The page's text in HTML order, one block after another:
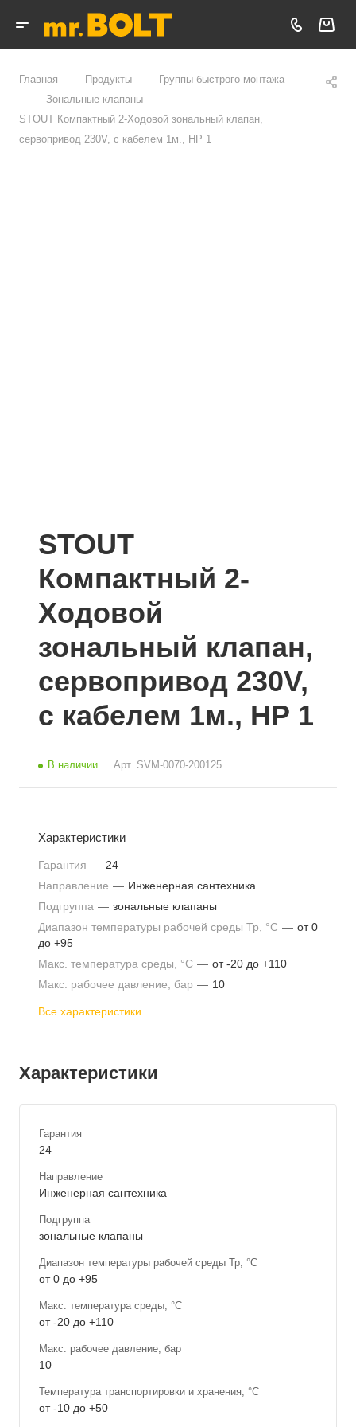
Главная — Продукты — Группы быстрого монтажа
— Зональные клапаны —
STOUT Компактный 2-Ходовой зональный клапан,
сервопривод 230V, с кабелем 1м., НР 1
STOUT
Компактный 2-
Ходовой
зональный клапан,
сервопривод 230V,
с кабелем 1м., НР 1
В наличии Арт. SVM-0070-200125
Характеристики
Гарантия — 24
Направление — Инженерная сантехника
Подгруппа — зональные клапаны
Диапазон температуры рабочей среды Тр, °С — от 0
до +95
Макс. температура среды, °С — от -20 до +110
Макс. рабочее давление, бар — 10
Все характеристики
Характеристики
Гарантия
24
Направление
Инженерная сантехника
Подгруппа
зональные клапаны
Диапазон температуры рабочей среды Тр, °С
от 0 до +95
Макс. температура среды, °С
от -20 до +110
Макс. рабочее давление, бар
10
Температура транспортировки и хранения, °С
от -10 до +50